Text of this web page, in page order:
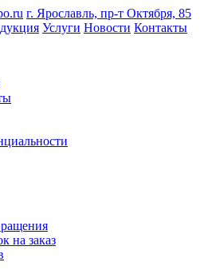
г. Ярославль, пр-т Октября, 85
Услуги Новости Контакты
на заказ